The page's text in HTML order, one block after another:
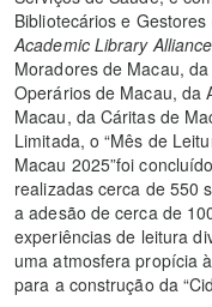
Bibliotecários e
Academic Library Alliance
Moradores de Macau,
Operários de Macau, da
Macau, da Cáritas de
Limitada, o “Mês de
Macau 2025”foi
realizadas cerca de 550
a adesão de cerca de
experiências de leitura
uma atmosfera propícia
para a construção da